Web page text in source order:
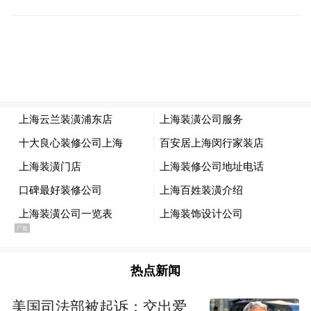
热点新闻
美国司法部被起诉：交出爱